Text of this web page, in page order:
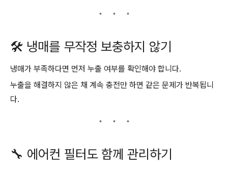
🛠️ 냉매를 무작정 보충하지 않기
냉매가 부족하다면 먼저 누출 여부를 확인해야 합니다.
누출을 해결하지 않은 채 계속 충전만 하면 같은 문제가 반복됩니
다.
🔧 에어컨 필터도 함께 관리하기